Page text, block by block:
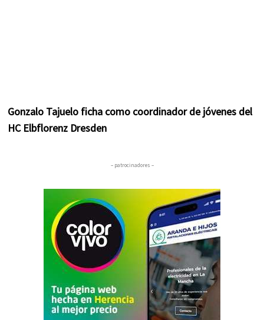
Gonzalo Tajuelo ficha como coordinador de jóvenes del
HC Elbflorenz Dresden
– patrocinadores –